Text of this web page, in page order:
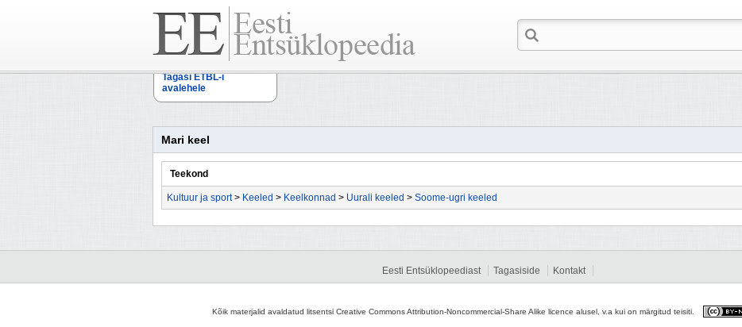
Tagasi ETBL-i
avalehele
Mari keel
Teekond
Kultuur ja sport> Keeled > Keelkonnad > Uurali keeled > Soome-ugri keeled
Eesti Entsüklopeediast Tagasiside Kontakt
Kõik materjalid avaldatud litsentsi Creative Commons Attribution-Noncommercial-Share Alike licence alusel, v.a kui on märgitud teisiti.